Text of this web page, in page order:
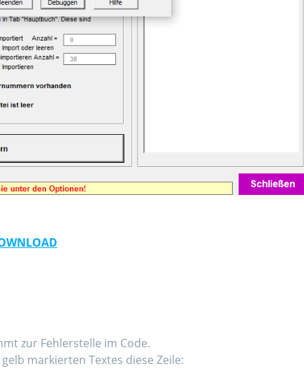
zur Fehlerstelle im Code.
markierten Textes diese Zeile: